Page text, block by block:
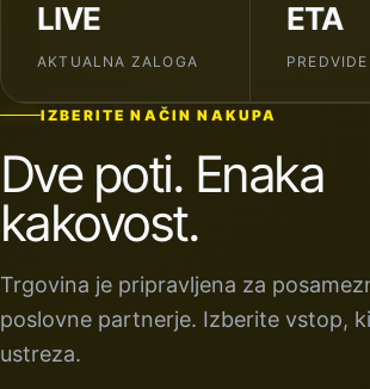
LIVE
AKTUALNA ZALOGA
ETA
IZBERITE NAČIN NAKUPA
Dve poti. Enaka
kakovost.
Trgovina je pripravljena za
poslovne partnerje. Izberite vstop,
ustreza.